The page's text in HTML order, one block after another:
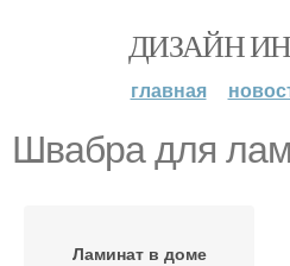
ДИЗАЙН
главная
Швабра для
Ламинат в доме